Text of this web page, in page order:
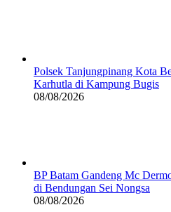
Polsek Tanjungpinang Kota
Karhutla di Kampung Bugis
08/08/2026
BP Batam Gandeng Mc
di Bendungan Sei Nongsa
08/08/2026